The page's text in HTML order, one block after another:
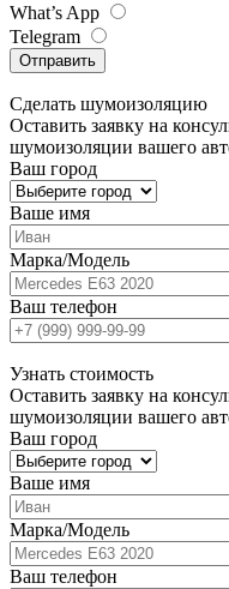
What’s App
Telegram
Отправить
Сделать шумоизоляцию
Оставить заявку на
шумоизоляции вашего
Ваш город
Ваше имя
Марка/Модель
Ваш телефон
Узнать стоимость
Оставить заявку на
шумоизоляции вашего
Ваш город
Ваше имя
Марка/Модель
Ваш телефон